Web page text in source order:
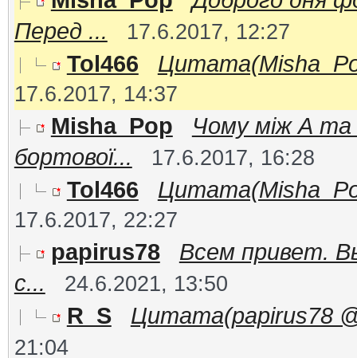
Перед ...
17.6.2017, 12:27
Tol466
17.6.2017, 14:37
Misha_Pop
Чому між А та
бортової...
17.6.2017, 16:28
Tol466
17.6.2017, 22:27
papirus78
Всем привет.
с...
24.6.2021, 13:50
R_S Цитата(papirus78
21:04